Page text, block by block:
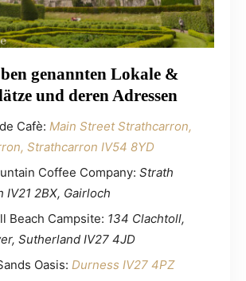
genannten Lokale &
und deren Adressen
Cafè: Main Street Strathcarron,
Strathcarron IV54 8YD
Coffee Company: Strath
IV21 2BX, Gairloch
Beach Campsite: 134 Clachtoll,
Sutherland IV27 4JD
Oasis: Durness IV27 4PZ